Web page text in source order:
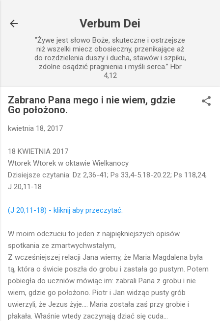
Verbum Dei
”Żywe jest słowo Boże, skuteczne i ostrzejsze
niż wszelki miecz obosieczny, przenikające aż
do rozdzielenia duszy i ducha, stawów i szpiku,
zdolne osądzić pragnienia i myśli serca.” Hbr
4,12
Zabrano Pana mego i nie wiem, gdzie
Go położono.
kwietnia 18, 2017
18 KWIETNIA 2017
Wtorek Wtorek w oktawie Wielkanocy
Dzisiejsze czytania: Dz 2,36-41; Ps 33,4-5.18-20.22; Ps 118,24;
J 20,11-18
(J 20,11-18) - kliknij aby przeczytać.
W moim odczuciu to jeden z najpiękniejszych opisów
spotkania ze zmartwychwstałym,
Z wcześniejszej relacji Jana wiemy, że Maria Magdalena była
tą, która o świcie poszła do grobu i zastała go pustym. Potem
pobiegła do uczniów mówiąc im: zabrali Pana z grobu i nie
wiem, gdzie go położono. Piotr i Jan widząc pusty grób
uwierzyli, że Jezus żyje.... Maria została zaś przy grobie i
płakała. Właśnie wtedy zaczynają dziać się cuda...